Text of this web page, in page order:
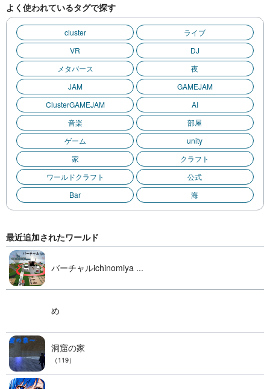
よく使われているタグで探す
cluster
ライブ
VR
DJ
メタバース
夜
JAM
GAMEJAM
ClusterGAMEJAM
AI
音楽
部屋
ゲーム
unity
家
クラフト
ワールドクラフト
公式
Bar
海
最近追加されたワールド
バーチャルichinomiya ...
め
洞窟の家
（119）